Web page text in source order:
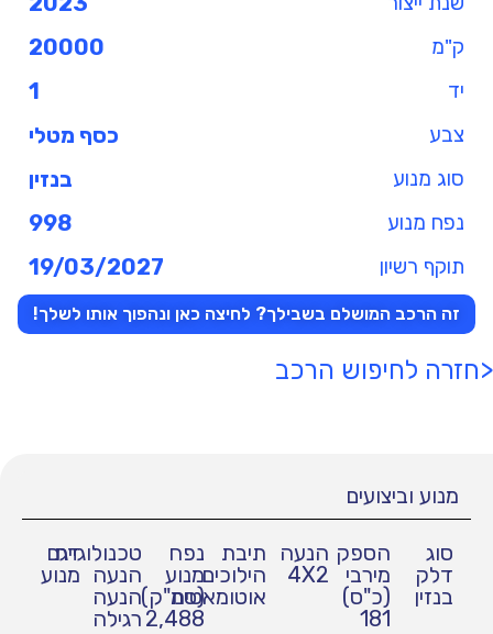
ק"מ 20000
יד 1
צבע כסף מטלי
סוג מנוע בנזין
נפח מנוע 998
תוקף רשיון 19/03/2027
זה הרכב המושלם בשבילך? לחיצה כאן ונהפוך אותו לשלך!
<חזרה לחיפוש הרכב
מנוע וביצועים
סוג
דלק
בנזין
הספק
מירבי
(כ"ס)
181
הנעה
4X2
תיבת
הילוכים
אוטומאטית
נפח
מנוע
(סמ"ק)
2,488
טכנולוגיית
הנעה
הנעה
רגילה
דגם
מנוע